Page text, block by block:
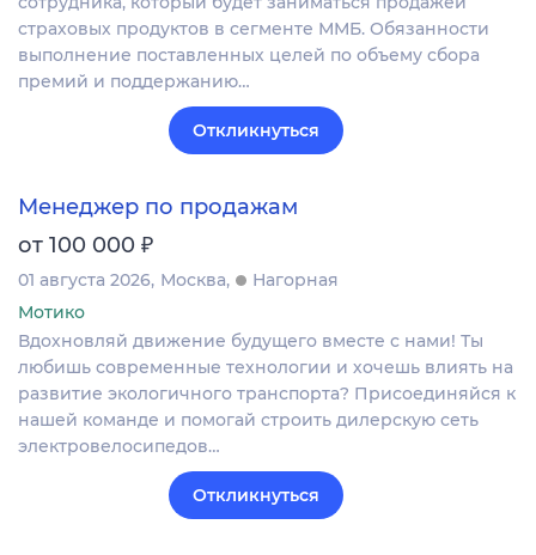
страховых продуктов в сегменте ММБ. Обязанности
выполнение поставленных целей по объему сбора
премий и поддержанию…
Откликнуться
Менеджер по продажам
от 100 000 ₽
01 августа 2026 Москва
Нагорная
Мотико
Вдохновляй движение будущего вместе с нами! Ты
любишь современные технологии и хочешь влиять на
развитие экологичного транспорта? Присоединяйся к
нашей команде и помогай строить дилерскую сеть
электровелосипедов…
Откликнуться